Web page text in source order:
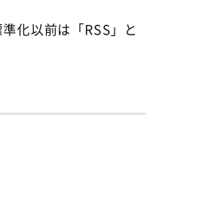
化以前は「RSS」と